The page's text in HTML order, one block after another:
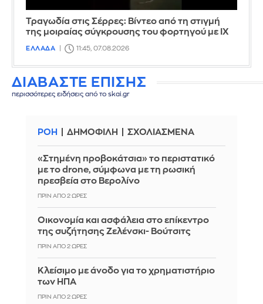
Τραγωδία στις Σέρρες: Βίντεο από τη στιγμή
της μοιραίας σύγκρουσης του φορτηγού με ΙΧ
ΕΛΛΑΔΑ 11:45, 07.08.2026
ΔΙΑΒΑΣΤΕ ΕΠΙΣΗΣ
περισσότερες ειδήσεις από το skai.gr
ΡΟΗ ΔΗΜΟΦΙΛΗ ΣΧΟΛΙΑΣΜΕΝΑ
«Στημένη προβοκάτσια» το περιστατικό
με το drone, σύμφωνα με τη ρωσική
πρεσβεία στο Βερολίνο
ΠΡΙΝ ΑΠΌ 2 ΏΡΕΣ
Οικονομία και ασφάλεια στο επίκεντρο
της συζήτησης Ζελένσκι- Βούτσιτς
ΠΡΙΝ ΑΠΌ 2 ΏΡΕΣ
Κλείσιμο με άνοδο για το χρηματιστήριο
των ΗΠΑ
ΠΡΙΝ ΑΠΌ 2 ΏΡΕΣ